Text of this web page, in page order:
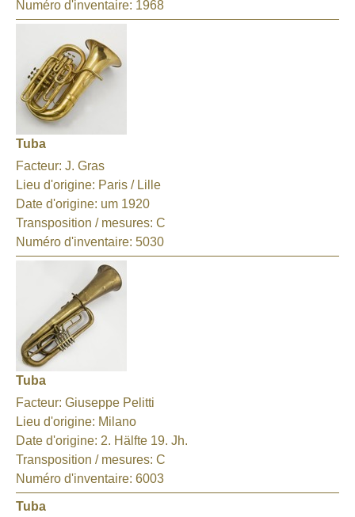
Numéro d'inventaire: 1968
Tuba
Facteur: J. Gras
Lieu d'origine: Paris / Lille
Date d'origine: um 1920
Transposition / mesures: C
Numéro d'inventaire: 5030
Tuba
Facteur: Giuseppe Pelitti
Lieu d'origine: Milano
Date d'origine: 2. Hälfte 19. Jh.
Transposition / mesures: C
Numéro d'inventaire: 6003
Tuba